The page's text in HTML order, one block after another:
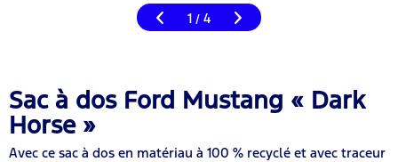
1 / 4
Sac à dos Ford Mustang « Dark
Horse »
Avec ce sac à dos en matériau à 100 % recyclé et avec traceur